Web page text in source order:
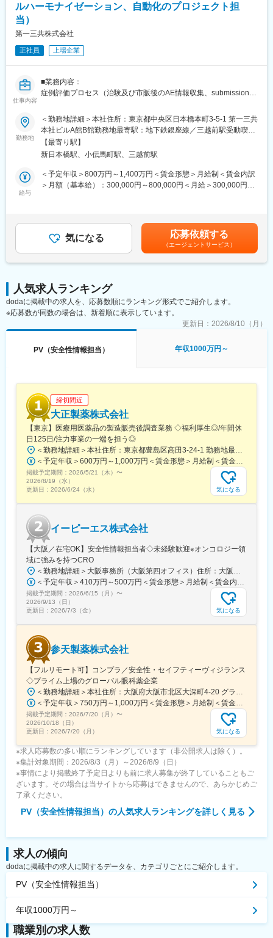
ます。これまで、抗凝固剤「リクシアナ」、高血圧症治療剤「オ
れまでに培った基盤の上に、アンメッドメディカルニーズの高い
領域で更なる研究競争力を構築し、医療満足度の向上に貢献した
変更の範囲：会社の定める業務
ルハーモナイゼーション、自動化のプロジェクト担
当）
第一三共株式会社
正社員 上場企業
仕事内容
■業務内容：
症例評価プロセス（治験及び市販後のAE情報収集、submission
メンバーあるいはワークストリームリード等
■募集背景：
・がん領域の拡大・加速化による急速なグローバル化が進展し、
収集症例数の増加、プロトコールが複雑化している。また、販売
国、地域も増加しており、AE情報収集からsubmissionが多様化し
ている。この状況下、症例評価プロセスのグローバルハーモナイ
■キャリアパス：
・症例評価プロセスに関わるグローバルPJリード等を経験し、当
■会社について：
100年の長い期間にわたり受け継がれてきたサイエンス＆テクノ
ロジーの強みを活かして、先進的医薬品の創出に挑戦し続けてい
ルメテック」、抗インフルエンザウイルス剤「イナビル」など、
れまでに培った基盤の上に、アンメッドメディカルニーズの高い
変更の範囲：会社の定める業務
勤務地
＜勤務地詳細＞本社住所：東京都中央区日本橋本町3-5-1 第一三共
本社ビルA館B館勤務地最寄駅：地下鉄銀座線／三越前駅受動喫煙
対策：屋内全面禁煙変更の範囲：会社の定める事業所（リモート
ワーク含む）
【最寄り駅】
新日本橋駅、小伝馬町駅、三越前駅
給与
＜予定年収＞800万円～1,400万円＜賃金形態＞月給制＜賃金内訳
＞月額（基本給）：300,000円～800,000円＜月給＞300,000円～
考を通じて上下する可能性があります。月給(月額)は固定手当を含
めた表記です。
気になる 応募依頼する
（エージェントサービス）
人気求人ランキング
dodaに掲載中の求人を、応募数順にランキング形式でご紹介します。
※応募数が同数の場合は、新着順に表示しています。
更新日： 2026/8/10（月）
PV（安全性情報担当） 年収1000万円～
締切間近
大正製薬株式会社
【東京】医療用医薬品の製造販売後調査業務 ◇福利厚生◎/年間休
日125日/注力事業の一端を担う◎
＜勤務地詳細＞本社住所：東京都豊島区高田3-24-1 勤務地最寄駅：都電荒川線・JR山手線・東西線／学習院下駅・高田馬場駅受動喫煙対策：屋内全面禁煙変更の範囲：会社の定める事業所
＜予定年収＞600万円～1,000万円＜賃金形態＞月給制＜賃金内訳＞月額（基本給）：330,000円～550,000円＜月給＞330,000円～550,000円＜昇給有無＞有＜残業手当＞有＜給与補足＞※年収は前職・経験を考慮のうえ、規定に基づいて決定します。■賞与実績：年2回※但し、業績等の理由により変動賃金はあくまでも目安の金額であり、選考を通じて上下する可能性があります。月給(月額)は固定手当を含めた表記です。
掲載予定期間： 2026/5/21（木） 〜
2026/8/19（水）
更新日： 2026/6/24（水） 気になる
イーピーエス株式会社
【大阪／在宅OK】安全性情報担当者◇未経験歓迎※オンコロジー領
域に強みを持つCRO
＜勤務地詳細＞大阪事務所（大阪第四オフィス）住所：大阪府大阪市中央区安土町1-8-15 野村不動産大阪ビル勤務地最寄駅：堺筋線／堺筋本町駅受動喫煙対策：屋内全面禁煙変更の範囲：会社の定める事業所
＜予定年収＞410万円～500万円＜賃金形態＞月給制＜賃金内訳＞月額（基本給）：223,000円～300,000円その他固定手当/月：30,000円＜月給＞253,000円～330,000円＜昇給有無＞有＜残業手当＞有＜給与補足＞※上記に別途残業代支給となります。・昇給年1回（10月）・賞与年2回（6月・12月/基本給の4.5ヵ月が目安）賃金はあくまでも目安の金額であり、選考を通じて上下する可能性があります。月給(月額)は固定手当を含めた表記です。
掲載予定期間： 2026/6/15（月） 〜
2026/9/13（日）
更新日： 2026/7/3（金） 気になる
参天製薬株式会社
【フルリモート可】コンプラ／安全性・セイフティーヴィジランス
◇プライム上場のグローバル眼科薬企業
＜勤務地詳細＞本社住所：大阪府大阪市北区大深町4-20 グランフロント大阪タワーA25F勤務地最寄駅：JR各線／大阪駅受動喫煙対策：屋内全面禁煙変更の範囲：会社の定める事業所（リモートワーク含む）
＜予定年収＞750万円～1,000万円＜賃金形態＞月給制＜賃金内訳＞月額（基本給）：500,000円～750,000円＜月給＞500,000円～750,000円＜昇給有無＞有＜残業手当＞有＜給与補足＞※経験・能力等を考慮の上、当社規定により決定します。■賞与：年1回支給■基本給改定：年1回（4月）賃金はあくまでも目安の金額であり、選考を通じて上下する可能性があります。月給(月額)は固定手当を含めた表記です。
掲載予定期間： 2026/7/20（月） 〜
2026/10/18（日）
更新日： 2026/7/20（月） 気になる
※求人応募数の多い順にランキングしています（非公開求人は除く）。
※集計対象期間：2026/8/3（月）～2026/8/9（日）
※事情により掲載終了予定日よりも前に求人募集が終了していることもご
ざいます。その場合は当サイトから応募はできませんので、あらかじめご
了承ください。
PV（安全性情報担当） の人気求人ランキングを詳しく見る
求人の傾向
dodaに掲載中の求人に関するデータを、カテゴリごとにご紹介します。
PV（安全性情報担当）
年収1000万円～
職業別の求人数